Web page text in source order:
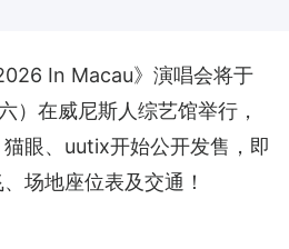
In Macau》演唱会将于
）在威尼斯人综艺馆举行，
眼、uutix开始公开发售，即
场地座位表及交通！